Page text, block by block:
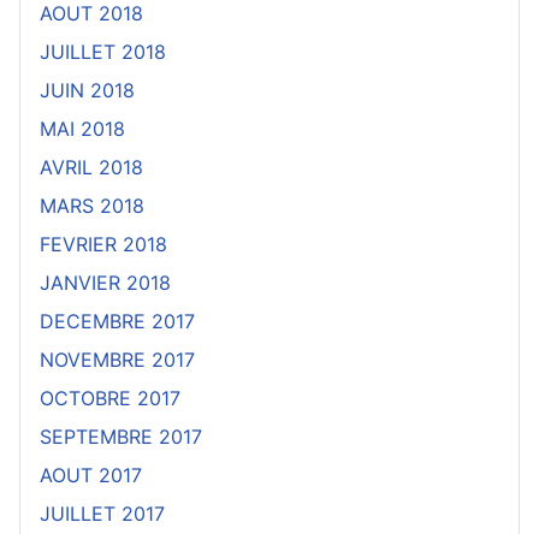
AOUT 2018
JUILLET 2018
JUIN 2018
MAI 2018
AVRIL 2018
MARS 2018
FEVRIER 2018
JANVIER 2018
DECEMBRE 2017
NOVEMBRE 2017
OCTOBRE 2017
SEPTEMBRE 2017
AOUT 2017
JUILLET 2017